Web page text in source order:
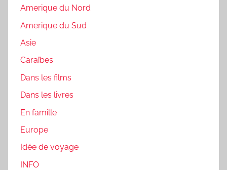
Amerique du Nord
Amerique du Sud
Asie
Caraïbes
Dans les films
Dans les livres
En famille
Europe
Idée de voyage
INFO